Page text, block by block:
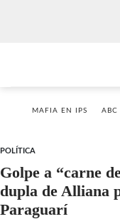
MAFIA EN IPS ABC
POLÍTICA
Golpe a “carne
dupla de Alliana
Paraguarí